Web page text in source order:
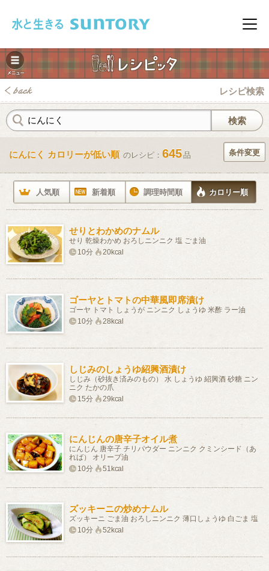
メニ
レシピ検索
にんにく カロリーが低い順 のレシピ： 645品 条件変更
人気順 新着順 調理時間順 カロリー順
せりとわかめのナムル
せり 乾燥わかめ おろしニンニク 塩 ごま油
10分
20kcal
ゴーヤとトマトの中華風即席漬け
ゴーヤ トマト しょうが ニンニク しょうゆ 米酢 ラー油
10分
28kcal
しじみのしょうゆ紹興酒漬け
しじみ（砂抜き済みのもの） 水 しょうゆ 紹興酒 砂糖 ニン
ニク たかの爪
15分
29kcal
にんじんの唐辛子オイル煮
にんじん 唐辛子 チリパウダー ニンニク クミンシード（あ
れば） オリーブ油
10分
51kcal
ズッキーニの炒めナムル
ズッキーニ ごま油 おろしニンニク 薄口しょうゆ 白ごま 塩
10分
52kcal